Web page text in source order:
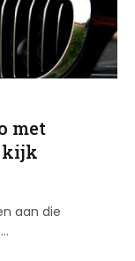
met
kijk
aan die